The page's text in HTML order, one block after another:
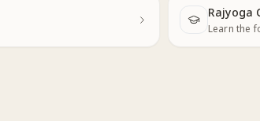
Rajyoga
Learn the